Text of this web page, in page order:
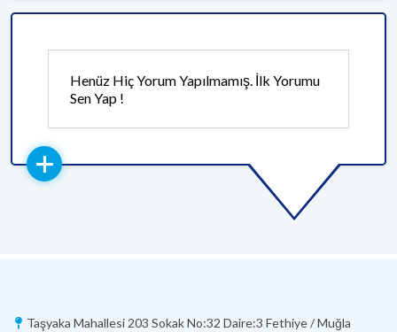
Henüz Hiç Yorum Yapılmamış. İlk Yorumu
Sen Yap !
Taşyaka Mahallesi 203 Sokak No:32 Daire:3 Fethiye / Muğla